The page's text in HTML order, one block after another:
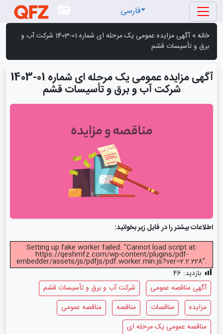
فارسی
خانه»
آگهی مزایده عمومی یک مرحله ای شماره 01-1403 شرکت آب و
برق و تأسیسات قشم
آگهی مزایده عمومی یک مرحله ای شماره 01-1403
شرکت آب و برق و تأسیسات قشم
اطلاعات بیشتر را در فایل زیر بخوانید:
Setting up fake worker failed: "Cannot load script at:
https://qeshmfz.com/wp-content/plugins/pdf-
embedder/assets/js/pdfjs/pdf.worker.min.js?ver=2.2.228".
بازدید: 46
آگهی مناقصه عمومی
شرکت آب و برق و تأسیسات قشم
مزایده
مناقصات مناقصه
مناقصه عمومی
مناقصه عمومی یک مرحله ای